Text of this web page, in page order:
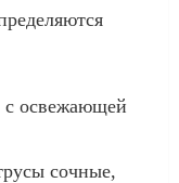
с освежающей
сочные,